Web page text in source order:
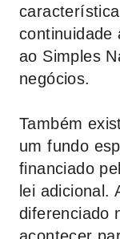
continuidade
ao Simples
negócios.
Também
um fundo
financiado
lei adicional.
diferenciado